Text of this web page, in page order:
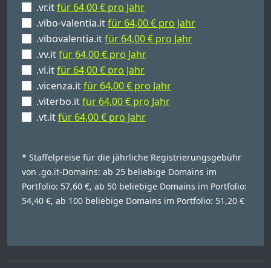
.vr.itfür 64,00 € pro Jahr
.vibo-valentia.itfür 64,00 € pro Jahr
.vibovalentia.itfür 64,00 € pro Jahr
.vv.itfür 64,00 € pro Jahr
.vi.itfür 64,00 € pro Jahr
.vicenza.itfür 64,00 € pro Jahr
.viterbo.itfür 64,00 € pro Jahr
.vt.itfür 64,00 € pro Jahr
* Staffelpreise für die jährliche Registrierungsgebühr
von .go.it-Domains: ab 25 beliebige Domains im
Portfolio: 57,60 €, ab 50 beliebige Domains im Portfolio:
54,40 €, ab 100 beliebige Domains im Portfolio: 51,20 €